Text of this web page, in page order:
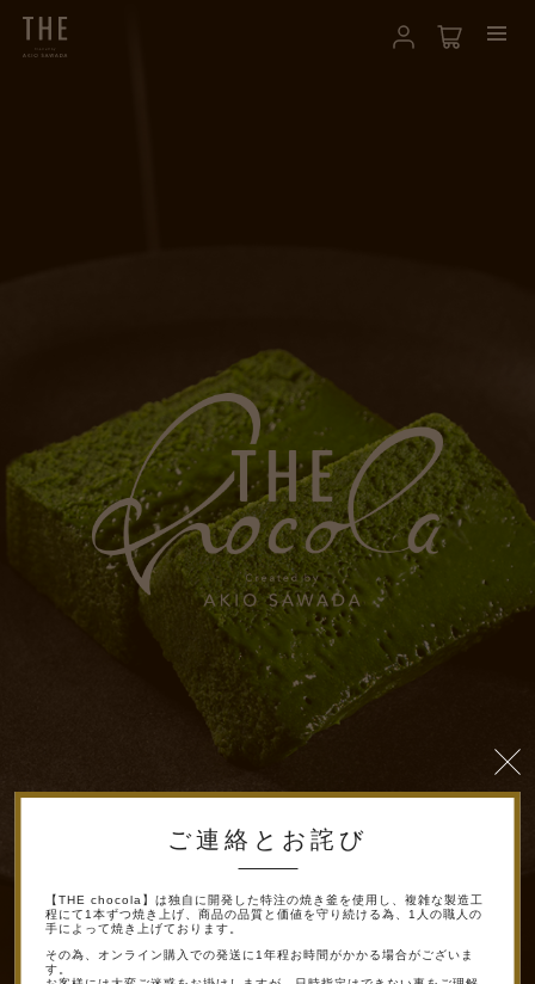
ご連絡とお詫び
【THE chocola】は独自に開発した特注の焼き釜を使用し、複雑な製造工
程にて1本ずつ焼き上げ、商品の品質と価値を守り続ける為、1人の職人の
手によって焼き上げております。
その為、オンライン購入での発送に1年程お時間がかかる場合がございま
す。
FOLLOW ME